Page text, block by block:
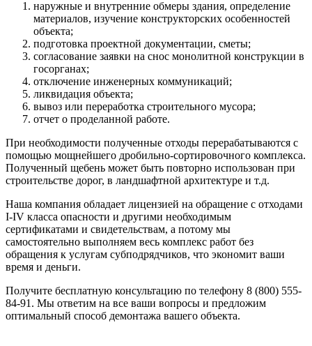
наружные и внутренние обмеры здания, определение
материалов, изучение конструкторских особенностей
объекта;
подготовка проектной документации, сметы;
согласование заявки на снос монолитной конструкции в
госорганах;
отключение инженерных коммуникаций;
ликвидация объекта;
вывоз или переработка строительного мусора;
отчет о проделанной работе.
При необходимости полученные отходы перерабатываются с
помощью мощнейшего дробильно-сортировочного комплекса.
Полученный щебень может быть повторно использован при
строительстве дорог, в ландшафтной архитектуре и т.д.
Наша компания обладает лицензией на обращение с отходами
I-IV класса опасности и другими необходимым
сертификатами и свидетельствам, а потому мы
самостоятельно выполняем весь комплекс работ без
обращения к услугам субподрядчиков, что экономит ваши
время и деньги.
Получите бесплатную консультацию по телефону 8 (800) 555-
84-91. Мы ответим на все ваши вопросы и предложим
оптимальный способ демонтажа вашего объекта.